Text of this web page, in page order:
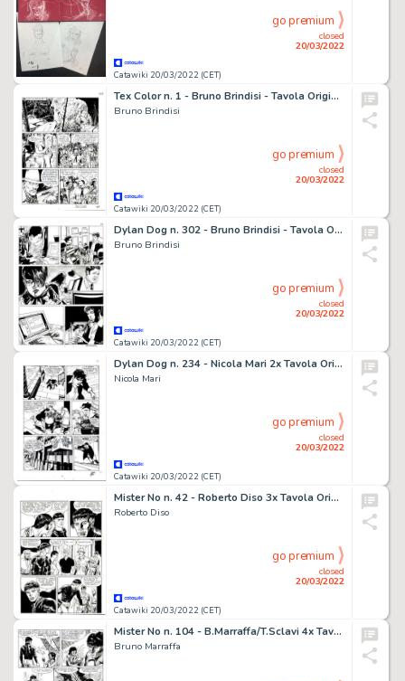
Catawiki 20/03/2022 (CET)
closed
20/03/2022
go premium
Tex Color n. 1 - Bruno Brindisi - Tavola Originale "E venne il giorno" - Page volante - Exemplaire unique - (2011)
Bruno Brindisi
Catawiki 20/03/2022 (CET)
closed
20/03/2022
go premium
Dylan Dog n. 302 - Bruno Brindisi - Tavola Originale "Il delitto perfetto" - Page volante - Exemplaire unique - (2014)
Bruno Brindisi
Catawiki 20/03/2022 (CET)
closed
20/03/2022
go premium
Dylan Dog n. 234 - Nicola Mari 2x Tavola Originale Firmata "l'ultimo arcano" - Page volante - Exemplaire unique - (2006)
Nicola Mari
Catawiki 20/03/2022 (CET)
closed
20/03/2022
go premium
Mister No n. 42 - Roberto Diso 3x Tavola Originale "i giorni del terrore" - Page volante - Exemplaire unique - (1976)
Roberto Diso
Catawiki 20/03/2022 (CET)
closed
20/03/2022
go premium
Mister No n. 104 - B.Marraffa/T.Sclavi 4x Tavola Originale "La casa di satana" - Page volante - Exemplaire unique - (1984)
Bruno Marraffa